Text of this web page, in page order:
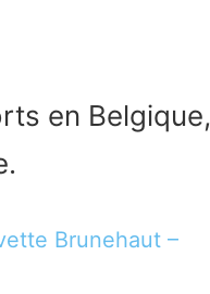
en Belgique,
Brunehaut –